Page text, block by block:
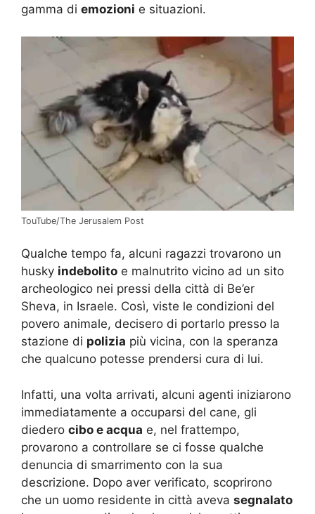
gamma di emozioni e situazioni.
TouTube/The Jerusalem Post
Qualche tempo fa, alcuni ragazzi trovarono un
husky indebolito e malnutrito vicino ad un sito
archeologico nei pressi della città di Be’er
Sheva, in Israele. Così, viste le condizioni del
povero animale, decisero di portarlo presso la
stazione di polizia più vicina, con la speranza
che qualcuno potesse prendersi cura di lui.
Infatti, una volta arrivati, alcuni agenti iniziarono
immediatamente a occuparsi del cane, gli
diedero cibo e acqua e, nel frattempo,
provarono a controllare se ci fosse qualche
denuncia di smarrimento con la sua
descrizione. Dopo aver verificato, scoprirono
che un uomo residente in città aveva segnalato